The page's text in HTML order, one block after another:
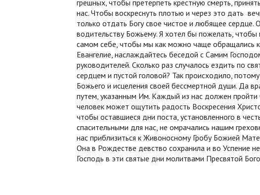
грешных, чтобы претерпеть крестную смерть,
нас. Чтобы воскреснуть плотью и через это дать
только отдать Богу свое чистое и любящее сердце.
водительству Божьему. Я хотел бы пожелать,
самом себе, чтобы мы как можно чаще обращались
Евангелие, наслаждайтесь беседой с Самим
руководителей. Сколько раз случалось ездить по
сердцем и пустой головой? Так происходило,
Божьего и исцеления своей бессмертной души. Да
путем, указанным Им. Каждый из нас должен пройти
человек может ощутить радость Воскресения
чтобы оставшиеся дни поста, установленного в
спасительными для нас, не омрачались нашим
нас приблизиться к Живоносному Гробу Божией
Она в Рождестве девство сохранила и во Успение
Господь в эти святые дни молитвами Пресвятой